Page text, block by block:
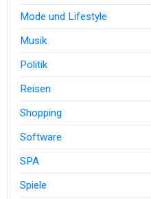
Mode und Lifestyle
Musik
Politik
Reisen
Shopping
Software
SPA
Spiele